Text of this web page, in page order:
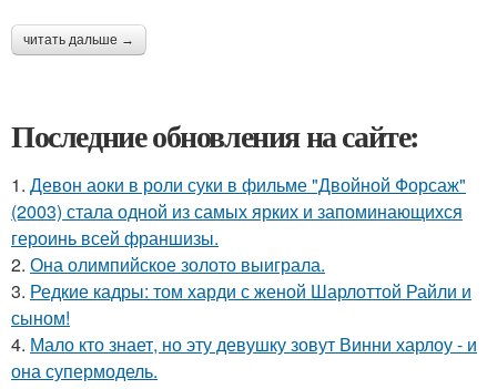
читать дальше →
Последние обновления на сайте:
1. Девон аоки в роли суки в фильме "Двойной Форсаж"
(2003) стала одной из самых ярких и запоминающихся
героинь всей франшизы.
2. Она олимпийское золото выиграла.
3. Редкие кадры: том харди с женой Шарлоттой Райли и
сыном!
4. Мало кто знает, но эту девушку зовут Винни харлоу - и
она супермодель.